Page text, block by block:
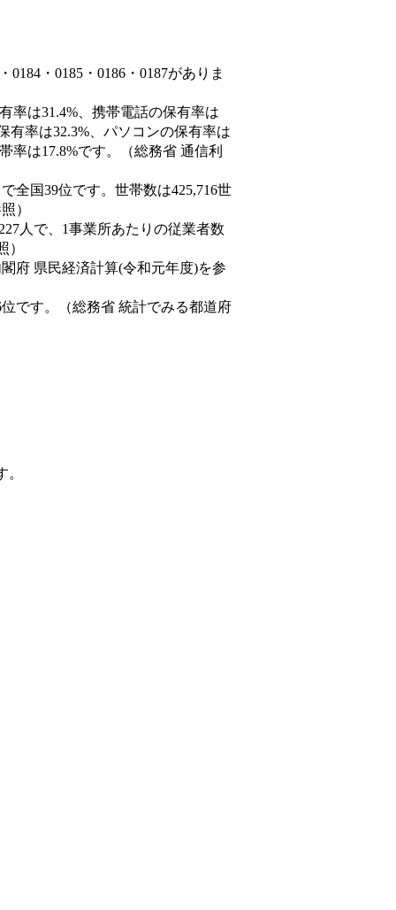
・0185・0186・0187がありま
率は31.4%、携帯電話の保有率は
有率は32.3%、パソコンの保有率は
率は17.8%です。（総務省 通信利
全国39位です。世帯数は425,716世
）
人で、1事業所あたりの従業者数
）
府 県民経済計算(令和元年度)を参
です。（総務省 統計でみる都道府